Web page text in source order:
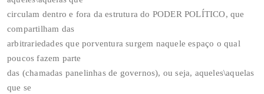
circulam dentro e fora da estrutura do PODER POLÍTICO, que
compartilham das
arbitrariedades que porventura surgem naquele espaço o qual
poucos fazem parte
das (chamadas panelinhas de governos), ou seja, aqueles\aquelas
que se